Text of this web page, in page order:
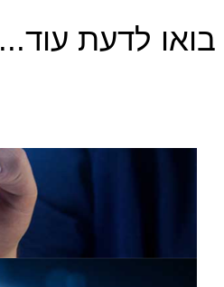
בואו לדעת עוד...